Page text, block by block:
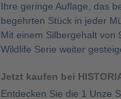
Ihre geringe Auflage, das
begehrten Stück in jeder
Mit einem Silbergehalt von
Wildlife Serie weiter
Jetzt kaufen bei
Entdecken Sie die 1 Unze